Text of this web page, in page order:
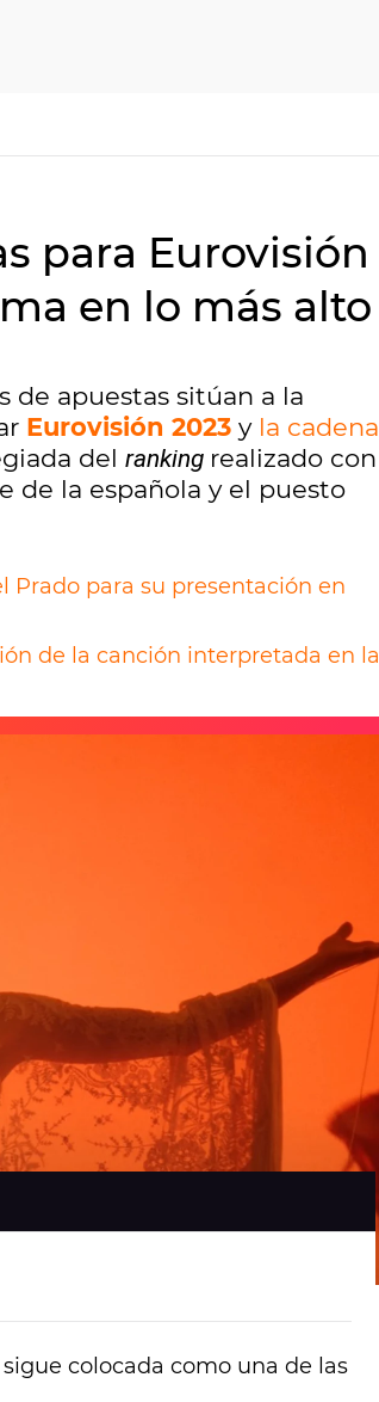
para Eurovisión
en lo más alto
de apuestas sitúan a la
Eurovisión 2023 y la cadena
del ranking realizado con
de la española y el puesto
Prado para su presentación en
de la canción interpretada en la
colocada como una de las